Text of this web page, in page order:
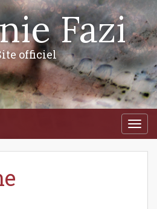
Fazi
officiel